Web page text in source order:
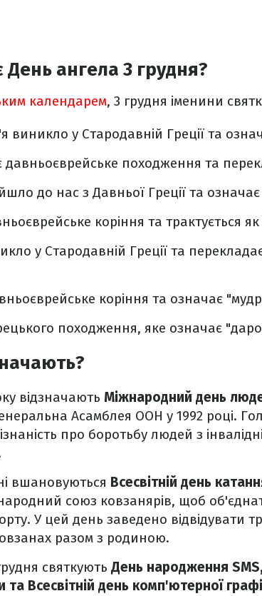
День ангела 3 грудня?
календарем, 3 грудня іменини
виникло у Стародавній Греції та
давньоєврейське походження та
до нас з Давньої Греції та
коріння та трактується
у Стародавній Греції та
коріння та означає
походження, яке означає
відзначають Міжнародний день
Асамблея ООН у 1992 році.
про боротьбу людей з
вшановуються Всесвітній день
союз ковзанярів, щоб
У цей день заведено відвідувати
разом з родиною.
святкують День народження
та Всесвітній день комп'ютерної